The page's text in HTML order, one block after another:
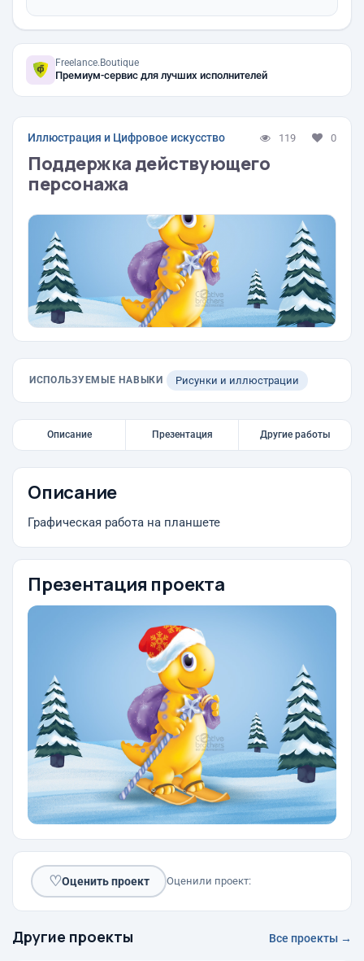
Freelance.Boutique
Премиум-сервис для лучших исполнителей
Иллюстрация и Цифровое искусство 119 0
Поддержка действующего
персонажа
ИСПОЛЬЗУЕМЫЕ НАВЫКИ Рисунки и иллюстрации
Описание Презентация Другие работы
Описание
Графическая работа на планшете
Презентация проекта
♡Оценить проект Оценили проект:
Другие проекты Все проекты →